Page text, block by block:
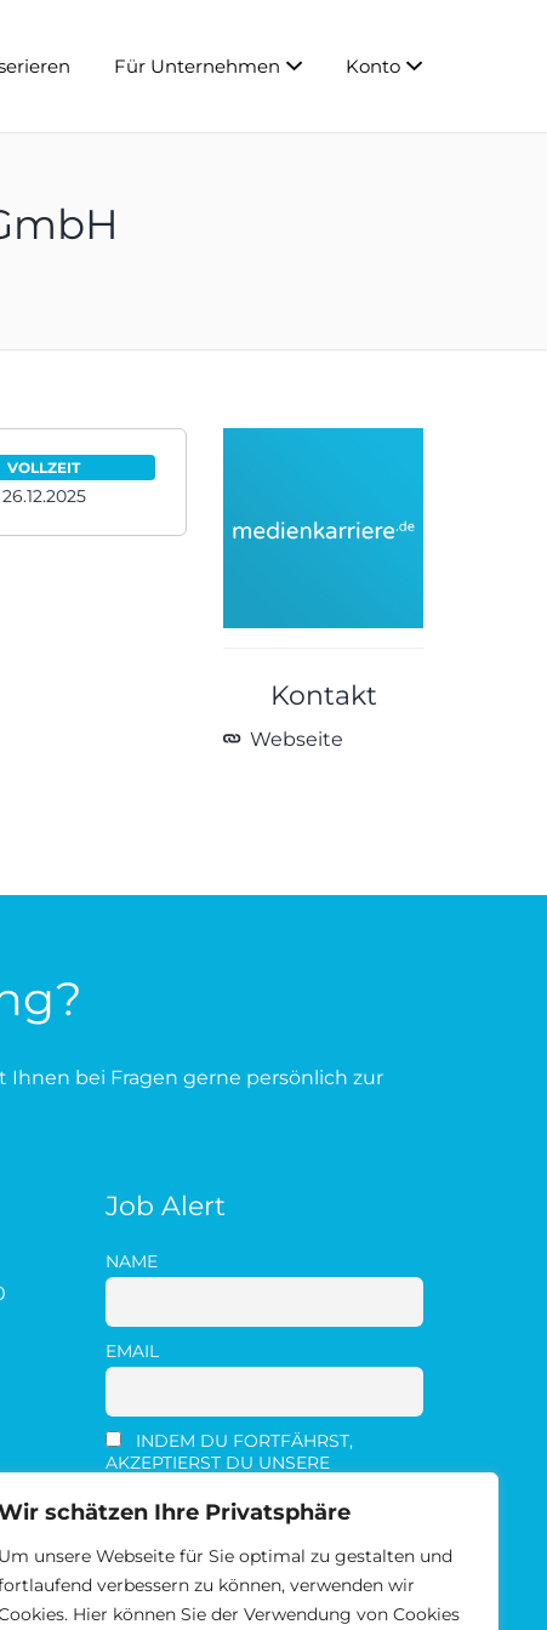
schätzen Ihre Privatsphäre
Um unsere Webseite für Sie optimal zu gestalten und
verbessern zu können, verwenden wir
Hier können Sie der Verwendung von Cookies
Für Unternehmen Konto
VOLLZEIT
26.12.2025
Kontakt
Webseite
Ihnen bei Fragen gerne persönlich zur
Job Alert
NAME
EMAIL
INDEM DU FORTFÄHRST,
AKZEPTIERST DU UNSERE